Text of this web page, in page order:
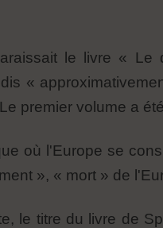
le livre « Le
«
premier volume a
où l'Europe se
», « mort » de
le titre du livre de